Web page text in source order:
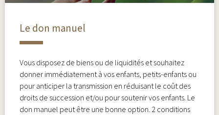
Le don manuel
Vous disposez de biens ou de liquidités et souhaitez
donner immédiatement à vos enfants, petits-enfants ou
pour anticiper la transmission en réduisant le coût des
droits de succession et/ou pour soutenir vos enfants. Le
don manuel peut être une bonne option. 2 conditions